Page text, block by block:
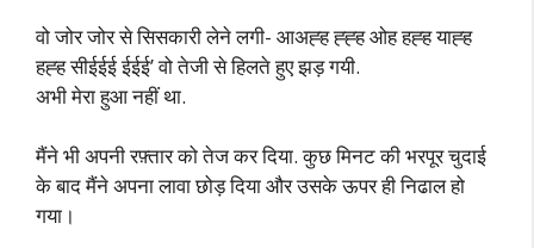
वो जोर जोर से सिसकारी लेने लगी- आअह्ह ह्ह्ह ओह हह्ह याह्ह
हह्ह सीईईई ईईई’ वो तेजी से हिलते हुए झड़ गयी.
अभी मेरा हुआ नहीं था.
मैंने भी अपनी रफ़्तार को तेज कर दिया. कुछ मिनट की भरपूर चुदाई
के बाद मैंने अपना लावा छोड़ दिया और उसके ऊपर ही निढाल हो
गया।